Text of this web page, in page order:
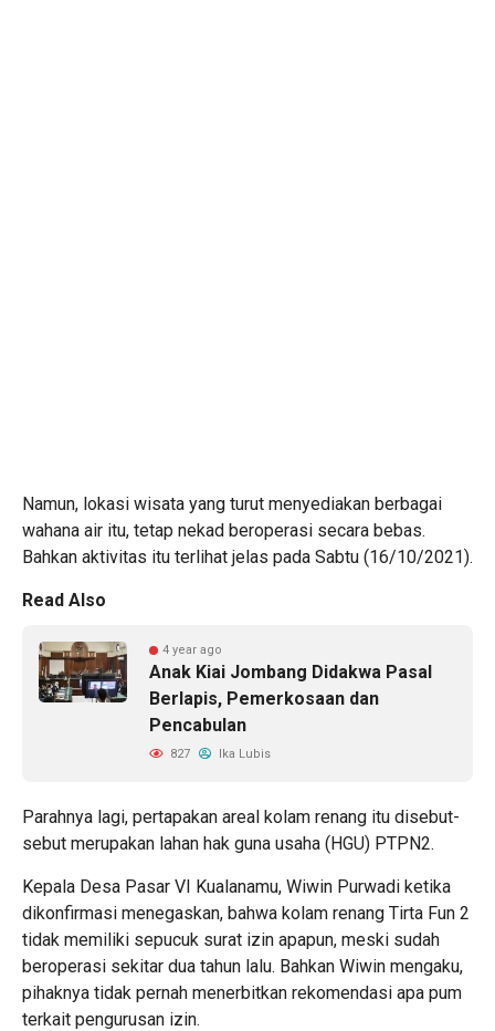
Namun, lokasi wisata yang turut menyediakan berbagai
wahana air itu, tetap nekad beroperasi secara bebas.
Bahkan aktivitas itu terlihat jelas pada Sabtu (16/10/2021).
Read Also
4 year ago
Anak Kiai Jombang Didakwa Pasal
Berlapis, Pemerkosaan dan
Pencabulan
827 Ika Lubis
Parahnya lagi, pertapakan areal kolam renang itu disebut-
sebut merupakan lahan hak guna usaha (HGU) PTPN2.
Kepala Desa Pasar VI Kualanamu, Wiwin Purwadi ketika
dikonfirmasi menegaskan, bahwa kolam renang Tirta Fun 2
tidak memiliki sepucuk surat izin apapun, meski sudah
beroperasi sekitar dua tahun lalu. Bahkan Wiwin mengaku,
pihaknya tidak pernah menerbitkan rekomendasi apa pum
terkait pengurusan izin.